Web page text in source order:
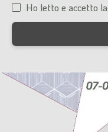
Condizioni
di
Ho letto e accetto la